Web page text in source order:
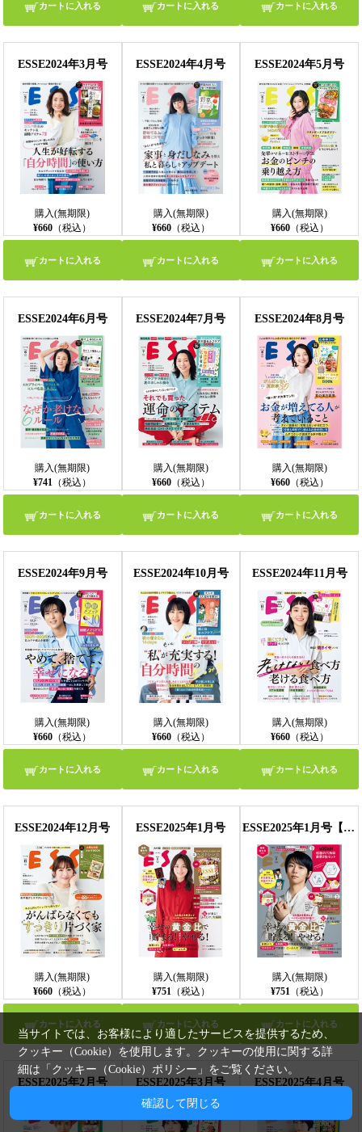
カートに入れる カートに入れる カートに入れる
ESSE2024年3月号
購入(無期限)
¥660 （税込）
カートに入れる
ESSE2024年4月号
購入(無期限)
¥660（税込）
カートに入れる
ESSE2024年5月号
購入(無期限)
¥660（税込）
カートに入れる
ESSE2024年6月号
購入(無期限)
¥741 （税込）
カートに入れる
ESSE2024年7月号
購入(無期限)
¥660（税込）
カートに入れる
ESSE2024年8月号
購入(無期限)
¥660（税込）
カートに入れる
ESSE2024年9月号
購入(無期限)
¥660 （税込）
カートに入れる
ESSE2024年10月号
購入(無期限)
¥660（税込）
カートに入れる
ESSE2024年11月号
購入(無期限)
¥660（税込）
カートに入れる
ESSE2024年12月号
購入(無期限)
¥660 （税込）
カートに入れる
ESSE2025年1月号
購入(無期限)
¥751（税込）
カートに入れる
ESSE2025年1月号【特装版】
購入(無期限)
¥751（税込）
カートに入れる
ESSE2025年2月号 ESSE2025年3月号 ESSE2025年4月号
当サイトでは、お客様により適したサービスを提供するため、
クッキー（Cookie）を使用します。クッキーの使用に関する詳
細は「 クッキー（Cookie）ポリシー 」をご覧ください。
確認して閉じる